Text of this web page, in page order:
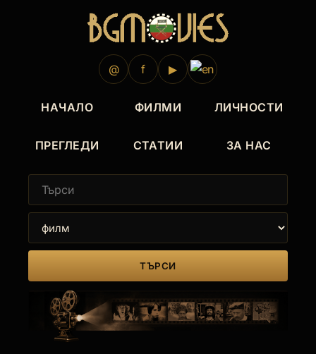
@ f ▶
НАЧАЛО ФИЛМИ ЛИЧНОСТИ
ПРЕГЛЕДИ СТАТИИ ЗА НАС
ТЪРСИ